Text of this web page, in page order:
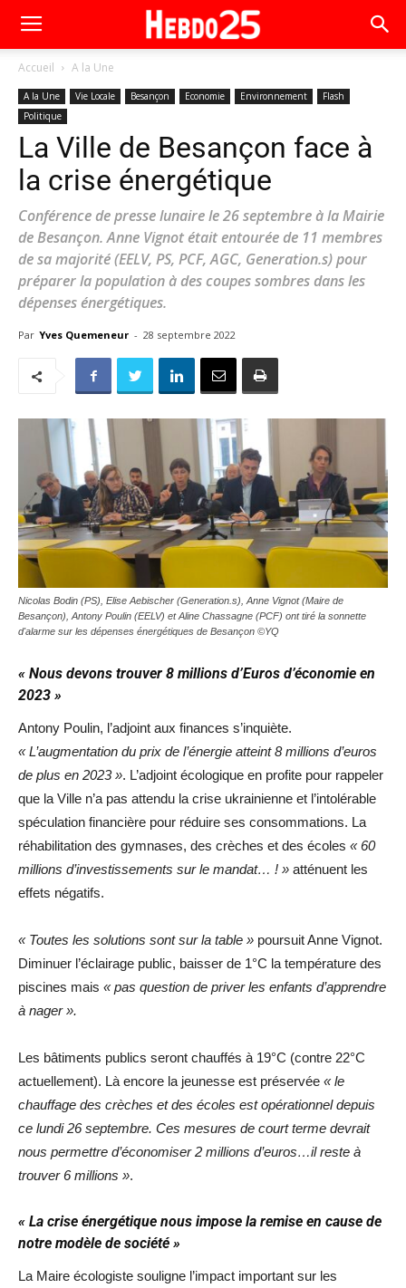
Accueil A la Une
A la Une Vie Locale Besançon Economie Environnement
Flash
Politique
La Ville de Besançon face à
la crise énergétique
Conférence de presse lunaire le 26 septembre à la Mairie
de Besançon. Anne Vignot était entourée de 11 membres
de sa majorité (EELV, PS, PCF, AGC, Generation.s) pour
préparer la population à des coupes sombres dans les
dépenses énergétiques.
Par Yves Quemeneur - 28 septembre 2022
Nicolas Bodin (PS), Elise Aebischer (Generation.s), Anne Vignot (Maire de
Besançon), Antony Poulin (EELV) et Aline Chassagne (PCF) ont tiré la sonnette
d'alarme sur les dépenses énergétiques de Besançon ©YQ
« Nous devons trouver 8 millions d’Euros d’économie en
2023 »
Antony Poulin, l’adjoint aux finances s’inquiète.
« L’augmentation du prix de l’énergie atteint 8 millions d’euros
de plus en 2023 ». L’adjoint écologique en profite pour rappeler
que la Ville n’a pas attendu la crise ukrainienne et l’intolérable
spéculation financière pour réduire ses consommations. La
réhabilitation des gymnases, des crèches et des écoles « 60
millions d’investissements sur le mandat… ! » atténuent les
effets négatifs.
« Toutes les solutions sont sur la table » poursuit Anne Vignot.
Diminuer l’éclairage public, baisser de 1°C la température des
piscines mais « pas question de priver les enfants d’apprendre
à nager ».
Les bâtiments publics seront chauffés à 19°C (contre 22°C
actuellement). Là encore la jeunesse est préservée « le
chauffage des crèches et des écoles est opérationnel depuis
ce lundi 26 septembre. Ces mesures de court terme devrait
nous permettre d’économiser 2 millions d’euros…il reste à
trouver 6 millions ».
« La crise énergétique nous impose la remise en cause de
notre modèle de société »
La Maire écologiste souligne l’impact important sur les